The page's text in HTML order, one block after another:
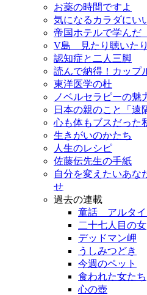
お薬の時間ですよ
気になるカラダにい
帝国ホテルで学ん
V島 見たり聴いたり
認知症と二人三脚
読んで納得！カップ
東洋医学の杜
ノベルセラピーの魅
日本の親のこと「遠
心も体もブスだった
生きがいのかたち
人生のレシピ
佐藤伝先生の手紙
自分を変えたいあ
せ
過去の連載
童話 アルタイ
二十七人目の女
デッドマン岬
うしみつどき
今週のペット
食われた女たち
心の壺